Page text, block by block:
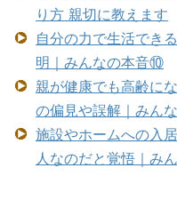
り方 親切に教えます
自分の力で生活でき
明｜みんなの本音⑩
親が健康でも高齢に
の偏見や誤解｜みん
施設やホームへの入
人なのだと覚悟｜み